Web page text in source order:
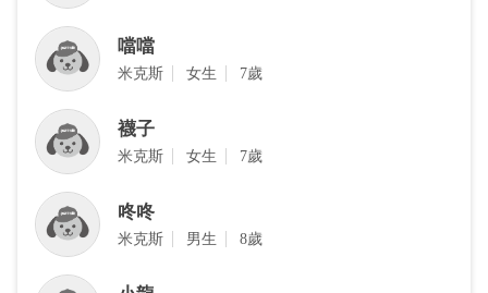
噹噹
米克斯 女生 7歲
襪子
‎米克斯 女生 7歲
咚咚
米克斯 男生 8歲